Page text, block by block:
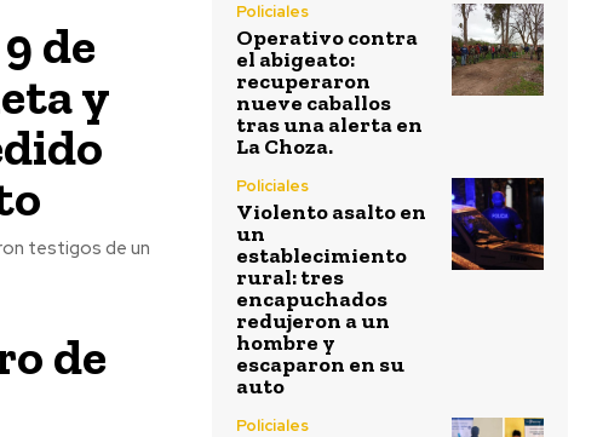
de
y
testigos de un
de
Policiales
Operativo contra
el abigeato:
recuperaron
nueve caballos
tras una alerta en
La Choza.
Policiales
Violento asalto en
un
establecimiento
rural: tres
encapuchados
redujeron a un
hombre y
escaparon en su
auto
Policiales